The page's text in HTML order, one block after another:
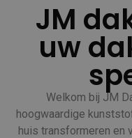
JM
uw
Welkom bij JM
hoogwaardige
huis transformeren en